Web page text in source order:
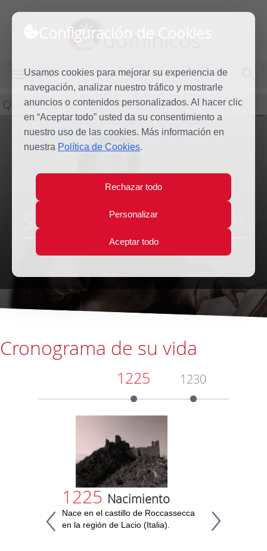
Configuración de Cookies
Usamos cookies para mejorar su experiencia de
navegación, analizar nuestro tráfico y mostrarle
anuncios o contenidos personalizados. Al hacer clic
en “Aceptar todo” usted da su consentimiento a
nuestro uso de las cookies. Más información en
nuestra Política de Cookies.
Rechazar todo
Personalizar
Aceptar todo
dominicos
MENÚ
Quiénes somos
Santo Tomás de Aquino
Cronograma de su vida
1225 1230
1225 Nacimiento
Nace en el castillo de Roccassecca
en la región de Lacio (Italia).